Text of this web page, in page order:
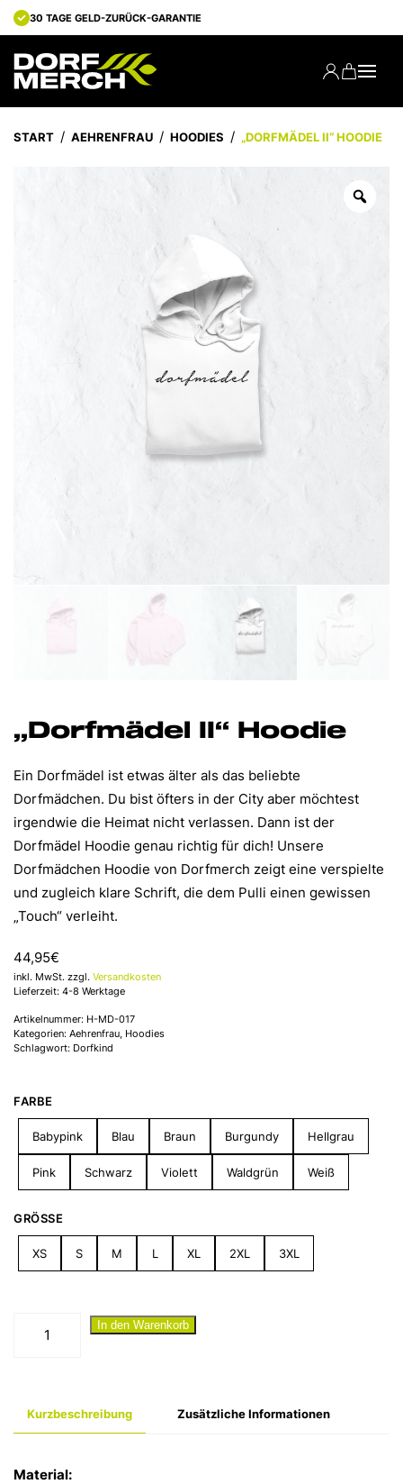
30 TAGE GELD-ZURÜCK-GARANTIE
START AEHRENFRAU HOODIES „DORFMÄDEL II“ HOODIE
„Dorfmädel II“ Hoodie
Ein Dorfmädel ist etwas älter als das beliebte
Dorfmädchen. Du bist öfters in der City aber möchtest
irgendwie die Heimat nicht verlassen. Dann ist der
Dorfmädel Hoodie genau richtig für dich! Unsere
Dorfmädchen Hoodie von Dorfmerch zeigt eine verspielte
und zugleich klare Schrift, die dem Pulli einen gewissen
„Touch“ verleiht.
44,95€
inkl. MwSt. zzgl. Versandkosten
Lieferzeit: 4-8 Werktage
Artikelnummer: H-MD-017
Kategorien: Aehrenfrau Hoodies
Schlagwort: Dorfkind
FARBE
Babypink Blau Braun Burgundy Hellgrau
Pink Schwarz Violett Waldgrün Weiß
GRÖSSE
XS S M L XL 2XL 3XL
In den Warenkorb
Kurzbeschreibung Zusätzliche Informationen
Material: